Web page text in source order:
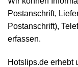
Postanschrift,
Postanschrift),
erfassen.
Hotslips.de erhebt